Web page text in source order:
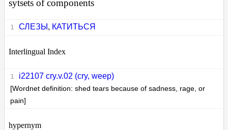
sytsets of components
СЛЕЗЫ , КАТИТЬСЯ
Interlingual Index
i22107 cry.v.02 (cry, weep)
[Wordnet definition: shed tears because of sadness, rage, or
pain]
hypernym